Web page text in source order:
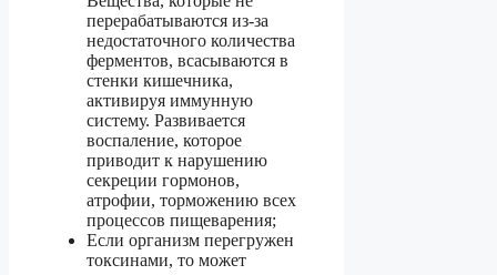
перерабатываются из-за
недостаточного количества
ферментов, всасываются в
стенки кишечника,
активируя иммунную
систему. Развивается
воспаление, которое
приводит к нарушению
секреции гормонов,
атрофии, торможению всех
процессов пищеварения;
Если организм перегружен
токсинами, то может